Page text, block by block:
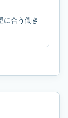
に合う働き